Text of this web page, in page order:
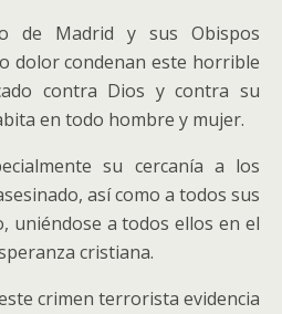
de Madrid y sus Obispos
dolor condenan este horrible
contra Dios y contra su
en todo hombre y mujer.
su cercanía a los
así como a todos sus
uniéndose a todos ellos en el
cristiana.
crimen terrorista evidencia